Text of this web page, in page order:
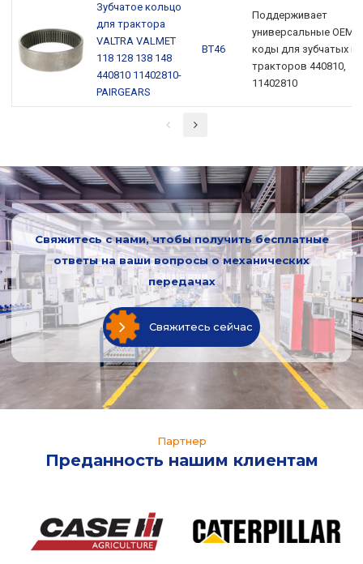
Зубчатое кольцо
для трактора
VALTRA VALMET
118 128 138 148
440810 11402810-
PAIRGEARS
ВТ46
Поддерживает
универсальные OEM-
коды для зубчатых
тракторов 440810,
11402810
Свяжитесь с нами, чтобы получить бесплатные
ответы на ваши вопросы о механических
передачах
Свяжитесь сейчас
Партнер
Преданность нашим клиентам